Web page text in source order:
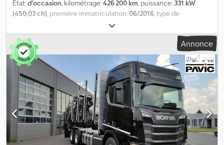
État:d'occasion, kilométrage:426 200 km, puissance: 331 kW
(450,03 ch), première immatriculation:06/2016, type de
26 000 kg
essieux, freins:retardeur, couleur:gris, type d'engrenage:semi-
automatique
, Année de construction:
2016, Équipement:ABS, chauffage de stationnement,
climatisation, compresseur, programme électronique de
stabilité (ESP), système de navigation, Scania G450 6X2
relevable et directionnel, Euro 6, Opticruise avec embrayage,
ralentisseur, assistant de maintien de voie, assistant de freinage,
chauffage auxiliaire, réfrigérateur. Superstructure : Silo à ciment
Feldbinder, 2 compartiments de 8 000 L chacun, soit un total de
16 000 L, compresseur inclus. Année de construction de la
superstructure : 1999. État : très bon, immédiatement
Annonce